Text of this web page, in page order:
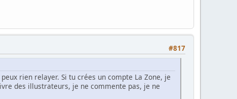
#817
rien relayer. Si tu crées un compte La Zone, je
des illustrateurs, je ne commente pas, je ne